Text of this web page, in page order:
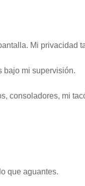
Mi privacidad
bajo mi supervisión.
consoladores, mi
que aguantes.